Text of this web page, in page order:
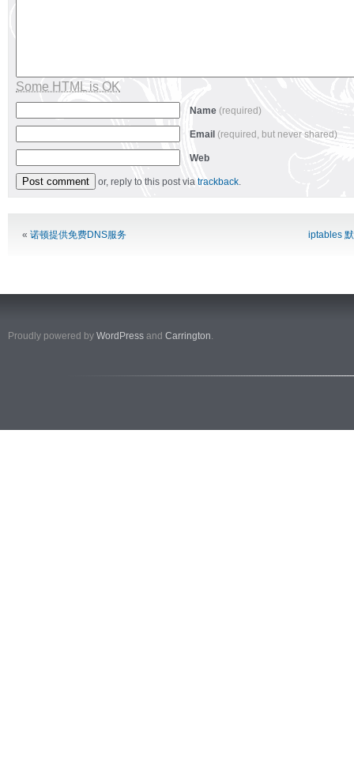
Some HTML is OK
Name (required)
Email (required, but never shared)
Web
or, reply to this post via trackback.
« 诺顿提供免费DNS服务 iptables
Proudly powered by WordPress and Carrington.